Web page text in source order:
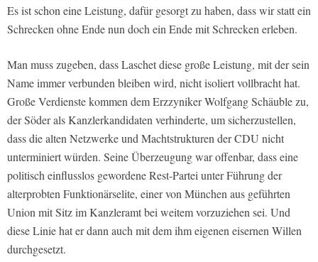
Es ist schon eine Leistung, dafür gesorgt zu haben, dass wir statt ein
Schrecken ohne Ende nun doch ein Ende mit Schrecken erleben.
Man muss zugeben, dass Laschet diese große Leistung, mit der sein
Name immer verbunden bleiben wird, nicht isoliert vollbracht hat.
Große Verdienste kommen dem Erzzyniker Wolfgang Schäuble zu,
der Söder als Kanzlerkandidaten verhinderte, um sicherzustellen,
dass die alten Netzwerke und Machtstrukturen der CDU nicht
unterminiert würden. Seine Überzeugung war offenbar, dass eine
politisch einflusslos gewordene Rest-Partei unter Führung der
alterprobten Funktionärselite, einer von München aus geführten
Union mit Sitz im Kanzleramt bei weitem vorzuziehen sei. Und
diese Linie hat er dann auch mit dem ihm eigenen eisernen Willen
durchgesetzt.